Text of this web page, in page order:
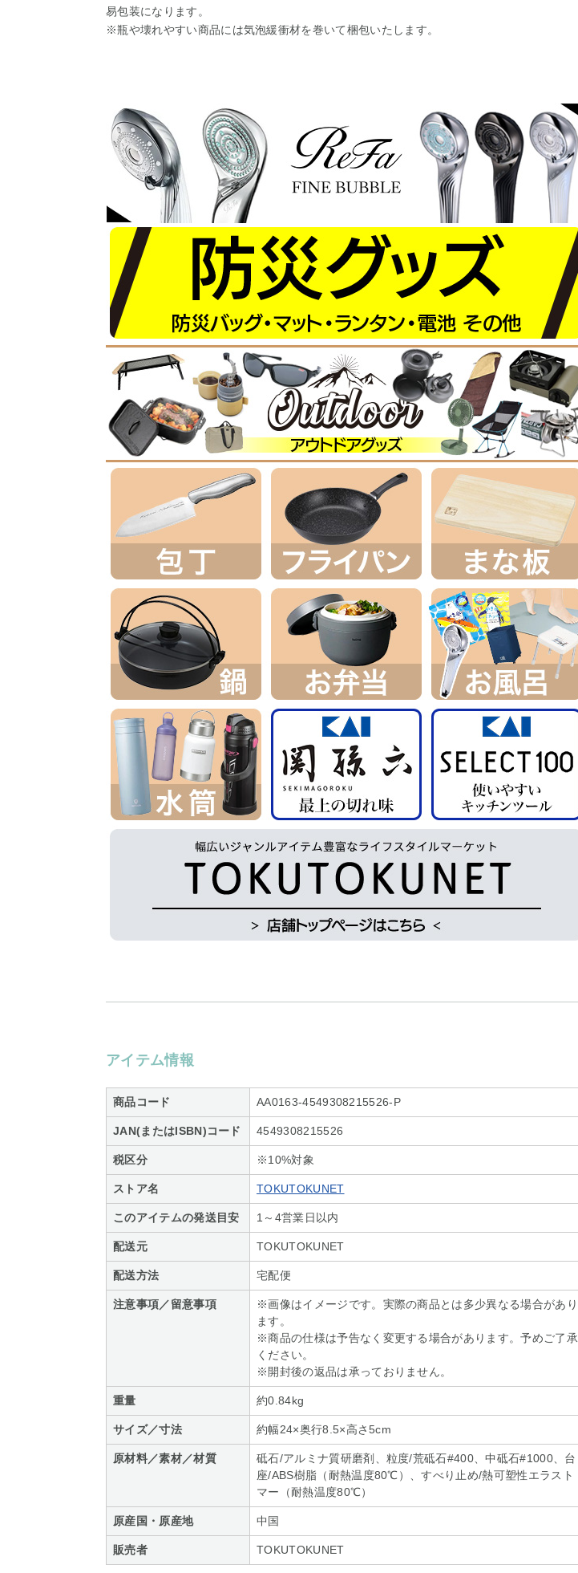
易包装になります。
※瓶や壊れやすい商品には気泡緩衝材を巻いて梱包いたします。
アイテム情報
商品コード AA0163-4549308215526-P
JAN(またはISBN)コード 4549308215526
税区分 ※10%対象
ストア名 TOKUTOKUNET
このアイテムの発送目安 1～4営業日以内
配送元 TOKUTOKUNET
配送方法 宅配便
注意事項／留意事項
※画像はイメージです。実際の商品とは多少異なる場合があり
ます。
※商品の仕様は予告なく変更する場合があります。予めご了承
ください。
※開封後の返品は承っておりません。
重量 約0.84kg
サイズ／寸法 約幅24×奥行8.5×高さ5cm
原材料／素材／材質
砥石/アルミナ質研磨剤、粒度/荒砥石#400、中砥石#1000、台
座/ABS樹脂（耐熱温度80℃）、すべり止め/熱可塑性エラスト
マー（耐熱温度80℃）
原産国・原産地 中国
販売者 TOKUTOKUNET